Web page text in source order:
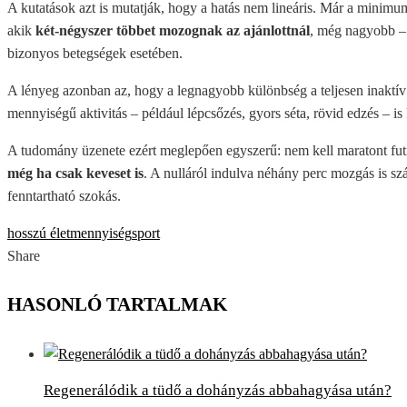
A kutatások azt is mutatják, hogy a hatás nem lineáris. Már a
akik két-négyszer többet mozognak az ajánlottnál, még nagyobb
bizonyos betegségek esetében.
A lényeg azonban az, hogy a legnagyobb különbség a teljesen
mennyiségű aktivitás – például lépcsőzés, gyors séta, rövid edzés –
A tudomány üzenete ezért meglepően egyszerű: nem kell maratont
még ha csak keveset is. A nulláról indulva néhány perc mozgás is
fenntartható szokás.
hosszú életmennyiségsport
Share
HASONLÓ TARTALMAK
Regenerálódik a tüdő a dohányzás abbahagyása után?